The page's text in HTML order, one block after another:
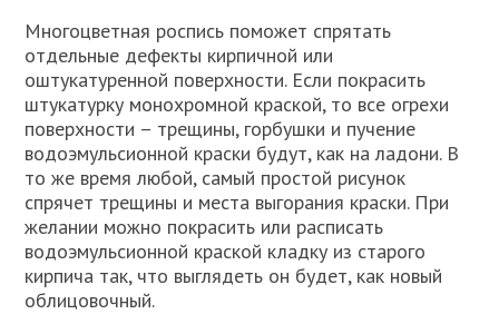
Многоцветная роспись поможет спрятать
отдельные дефекты кирпичной или
оштукатуренной поверхности. Если покрасить
штукатурку монохромной краской, то все огрехи
поверхности – трещины, горбушки и пучение
водоэмульсионной краски будут, как на ладони. В
то же время любой, самый простой рисунок
спрячет трещины и места выгорания краски. При
желании можно покрасить или расписать
водоэмульсионной краской кладку из старого
кирпича так, что выглядеть он будет, как новый
облицовочный.